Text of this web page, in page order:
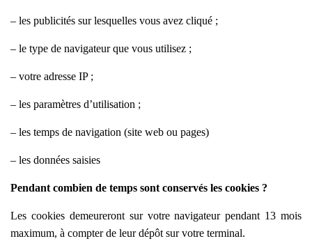
– les publicités sur lesquelles vous avez cliqué ;
– le type de navigateur que vous utilisez ;
– votre adresse IP ;
– les paramètres d’utilisation ;
– les temps de navigation (site web ou pages)
– les données saisies
Pendant combien de temps sont conservés les cookies ?
Les cookies demeureront sur votre navigateur pendant 13 mois
maximum, à compter de leur dépôt sur votre terminal.